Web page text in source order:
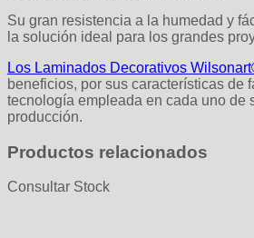
Su gran resistencia a la humedad y
la solución ideal para los grandes
Los Laminados Decorativos
beneficios, por sus características de
tecnología empleada en cada uno de
producción.
Productos relacionados
Consultar Stock